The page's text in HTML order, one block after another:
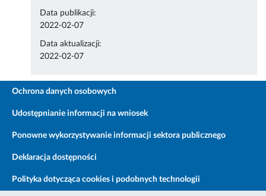
Data publikacji:
2022-02-07
Data aktualizacji:
2022-02-07
Ochrona danych osobowych
Udostępnianie informacji na wniosek
Ponowne wykorzystywanie informacji sektora publicznego
Deklaracja dostępności
Polityka dotycząca cookies i podobnych technologii